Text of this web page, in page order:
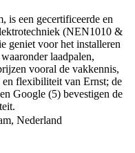
is een gecertificeerde en
(NEN1010 &
geniet voor het installeren
laadpalen,
vooral de vakkennis,
flexibiliteit van Ernst; de
Google (5) bevestigen de
Nederland